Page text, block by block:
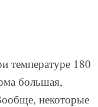
температуре 180
большая,
некоторые